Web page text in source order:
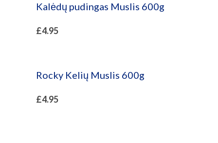
Kalėdų pudingas Muslis 600g
£4.95
Rocky Kelių Muslis 600g
£4.95